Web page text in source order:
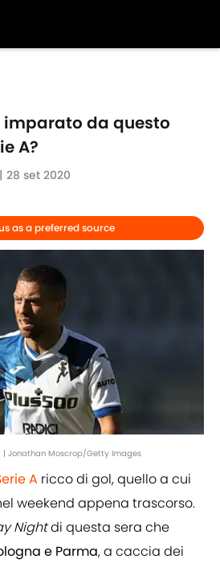
da questo
A?
| 28 set 2020
as a preferred source
Jonathan Moscrop/Getty Images
A ricco di gol, quello a cui
weekend appena trascorso.
Nightdi questa sera che
e Parma, a caccia dei